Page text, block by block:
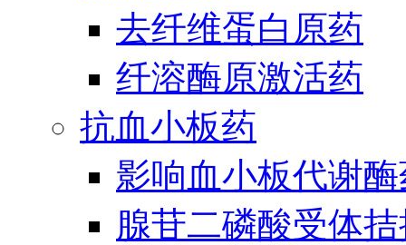
去纤维蛋白原药
纤溶酶原激活药
抗血小板药
影响血小板代谢
腺苷二磷酸受体